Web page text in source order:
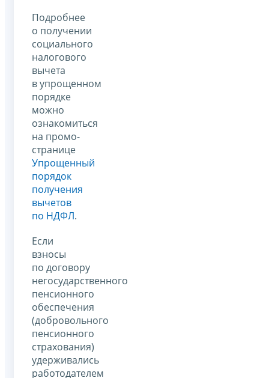
Подробнее
о получении
социального
налогового
вычета
в упрощенном
порядке
можно
ознакомиться
на промо-
странице
Упрощенный
порядок
получения
вычетов
по НДФЛ.
Если
взносы
по договору
негосударственного
пенсионного
обеспечения
(добровольного
пенсионного
страхования)
удерживались
работодателем